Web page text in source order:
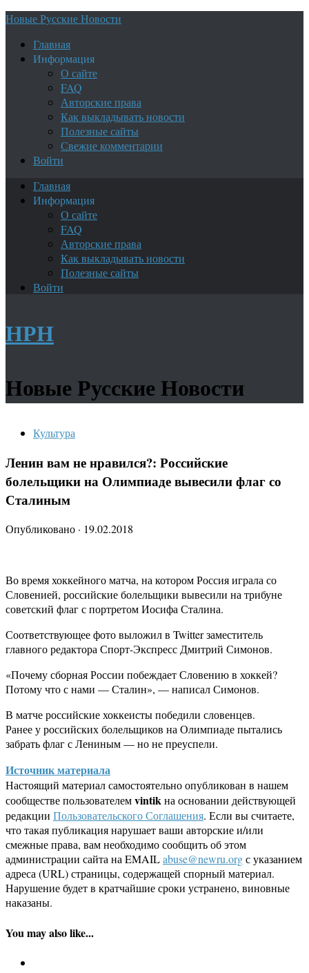
Новые Русские Новости
Главная
Информация
О сайте
FAQ
Авторские права
Как выкладывать новости
Полезные сайты
Свежие комментарии
Войти
Главная
Информация
О сайте
FAQ
Авторские права
Как выкладывать новости
Полезные сайты
Войти
НРН
Новые Русские Новости
Культура
Ленин вам не нравился?: Российские
болельщики на Олимпиаде вывесили флаг со
Сталиным
Опубликовано · 19.02.2018
Во время хоккейного матча, на котором Россия играла со
Словенией, российские болельщики вывесили на трибуне
советский флаг с портретом Иосифа Сталина.
Соответствующее фото выложил в Twitter заместитель
главного редактора Спорт-Экспресс Дмитрий Симонов.
«Почему сборная России побеждает Словению в хоккей?
Потому что с нами — Сталин», — написал Симонов.
В матче российские хоккеисты победили словенцев.
Ранее у российских болельщиков на Олимпиаде пытались
забрать флаг с Лениным — но не преуспели.
Источник материала
Настоящий материал самостоятельно опубликован в нашем
сообществе пользователемvintikна основании действующей
редакции Пользовательского Соглашения. Если вы считаете,
что такая публикация нарушает ваши авторские и/или
смежные права, вам необходимо сообщить об этом
администрации сайта на EMAILabuse@newru.orgс указанием
адреса (URL) страницы, содержащей спорный материал.
Нарушение будет в кратчайшие сроки устранено, виновные
наказаны.
You may also like...